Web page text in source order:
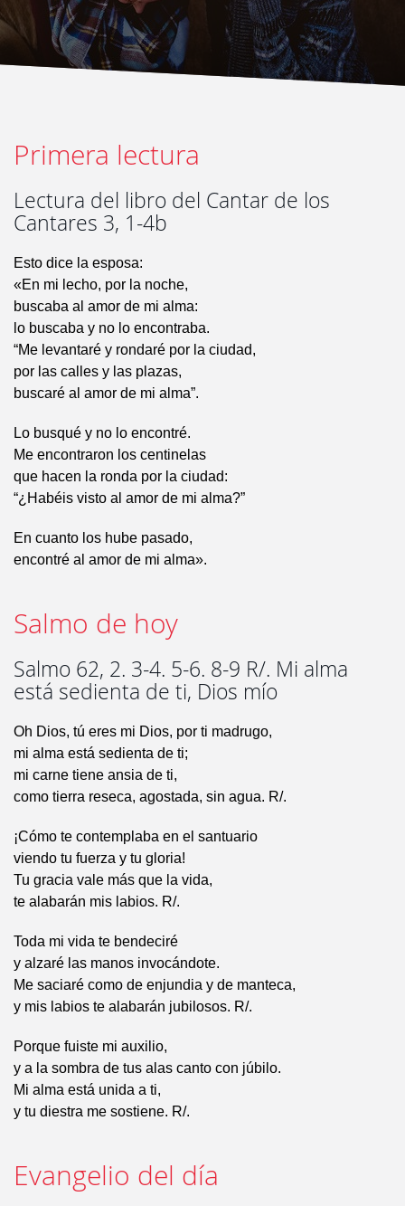
Primera lectura
Lectura del libro del Cantar de los
Cantares 3, 1-4b
Esto dice la esposa:
«En mi lecho, por la noche,
buscaba al amor de mi alma:
lo buscaba y no lo encontraba.
“Me levantaré y rondaré por la ciudad,
por las calles y las plazas,
buscaré al amor de mi alma”.
Lo busqué y no lo encontré.
Me encontraron los centinelas
que hacen la ronda por la ciudad:
“¿Habéis visto al amor de mi alma?”
En cuanto los hube pasado,
encontré al amor de mi alma».
Salmo de hoy
Salmo 62, 2. 3-4. 5-6. 8-9 R/. Mi alma
está sedienta de ti, Dios mío
Oh Dios, tú eres mi Dios, por ti madrugo,
mi alma está sedienta de ti;
mi carne tiene ansia de ti,
como tierra reseca, agostada, sin agua. R/.
¡Cómo te contemplaba en el santuario
viendo tu fuerza y tu gloria!
Tu gracia vale más que la vida,
te alabarán mis labios. R/.
Toda mi vida te bendeciré
y alzaré las manos invocándote.
Me saciaré como de enjundia y de manteca,
y mis labios te alabarán jubilosos. R/.
Porque fuiste mi auxilio,
y a la sombra de tus alas canto con júbilo.
Mi alma está unida a ti,
y tu diestra me sostiene. R/.
Evangelio del día